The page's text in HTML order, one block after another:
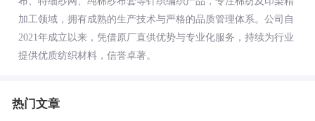
加工领域，拥有成熟的生产技术与严格的品质管理体系。公司自
2021年成立以来，凭借原厂直供优势与专业化服务，持续为行业
提供优质纺织材料，信誉卓著。
热门文章